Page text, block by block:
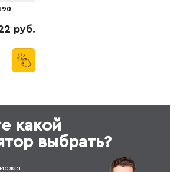
руб.
какой
выбрать?